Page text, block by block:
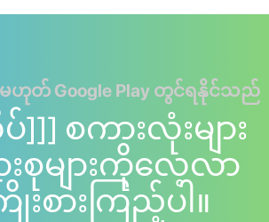
မဟုတ် Google Play တွင်ရနိုင်သည်
]]] စကားလုံးများ
စုများကိုလေ့လာ
ြိုးစားကြည့်ပါ။